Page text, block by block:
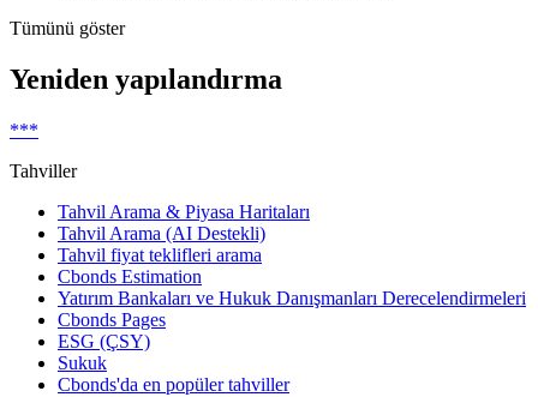
Tümünü göster
Yeniden yapılandırma
***
Tahviller
Tahvil Arama & Piyasa Haritaları
Tahvil Arama (AI Destekli)
Tahvil fiyat teklifleri arama
Cbonds Estimation
Yatırım Bankaları ve Hukuk Danışmanları Derecelendirmeleri
Cbonds Pages
ESG (ÇSY)
Sukuk
Cbonds'da en popüler tahviller